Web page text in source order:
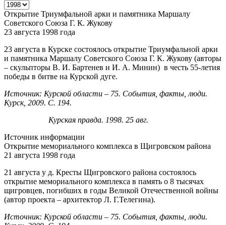
Открытие Триумфальной арки и памятника Маршалу
Советского Союза Г. К. Жукову
23 августа 1998 года
23 августа в Курске состоялось открытие Триумфальной арки
и памятника Маршалу Советского Союза Г. К. Жукову (авторы
– скульпторы В. И. Бартенев и И. А. Минин) в честь 55-летия
победы в битве на Курской дуге.
Источник: Курской области – 75. События, факты, люди.
Курск, 2009. С. 194.
Курская правда. 1998. 25 авг.
Источник информации
Открытие мемориального комплекса в Щигровском района
21 августа 1998 года
21 августа у д. Кресты Щигровского района состоялось
открытие мемориального комплекса в память о 8 тысячах
щигровцев, погибших в годы Великой Отечественной войны
(автор проекта – архитектор Л. Г.Телегина).
Источник: Курской области – 75. События, факты, люди.